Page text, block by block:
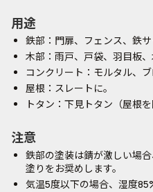
用途
鉄部：門扉、フェンス、鉄サ
木部：雨戸、戸袋、羽目板、
コンクリート：モルタル、
屋根：スレートに。
トタン：下見トタン（屋根を
注意
鉄部の塗装は錆が激しい場
塗りをお奨めします。
気温5度以下の場合、湿度